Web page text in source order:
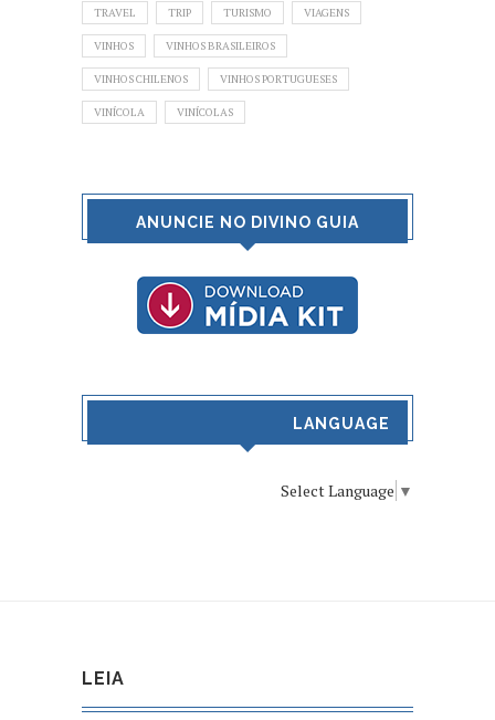
TRAVEL TRIP TURISMO VIAGENS
VINHOS VINHOS BRASILEIROS
VINHOS CHILENOS VINHOS PORTUGUESES
VINÍCOLA VINÍCOLAS
ANUNCIE NO DIVINO GUIA
LANGUAGE
Select Language ▼
LEIA